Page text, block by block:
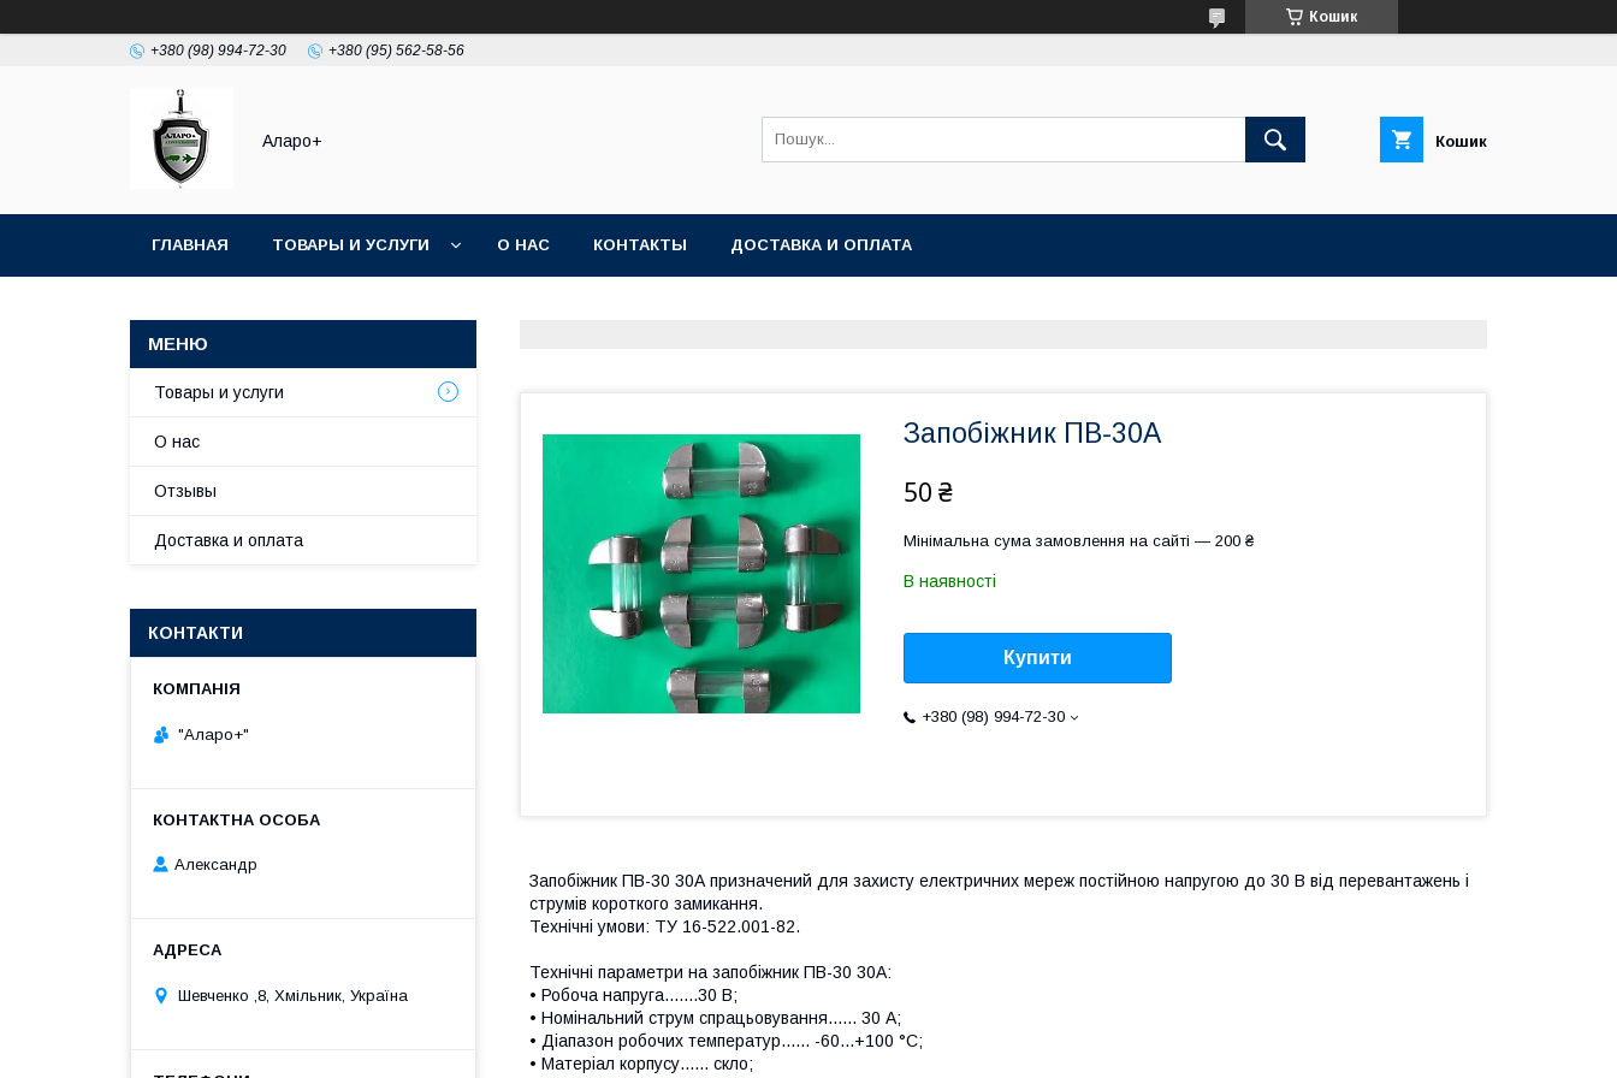
Кошик
+380 (98) 994-72-30 +380 (95) 562-58-56
Аларо+ Кошик
ГЛАВНАЯ ТОВАРЫ И УСЛУГИ О НАС КОНТАКТЫ ДОСТАВКА И ОПЛАТА
Запобіжник ПВ-30А
50 ₴
Мінімальна сума замовлення на сайті — 200 ₴
В наявності
Купити
+380 (98) 994-72-30
Запобіжник ПВ-30 30А призначений для захисту електричних мереж постійною напругою до 30 В від перевантажень і
струмів короткого замикання.
Технічні умови: ТУ 16-522.001-82.
Технічні параметри на запобіжник ПВ-30 30А:
• Робоча напруга.......30 В;
• Номінальний струм спрацьовування...... 30 А;
• Діапазон робочих температур...... -60...+100 °C;
• Матеріал корпусу...... скло;
Товары и услуги
О нас
Отзывы
Доставка и оплата
КОНТАКТИ
"Аларо+"
Александр
Шевченко ,8, Хмільник, Україна